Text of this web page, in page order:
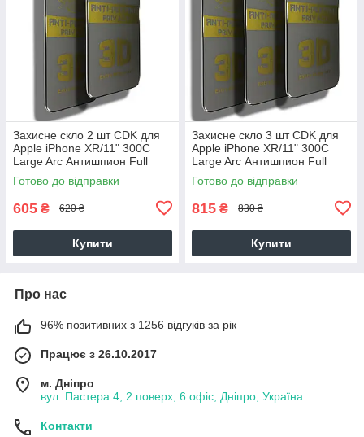
Захисне скло 2 шт CDK для
Apple iPhone XR/11" 300C
Large Arc Антишпион Full
Glue (019321) (black)
Готово до відправки
605 ₴ 620 ₴
Купити
Захисне скло 3 шт CDK для
Apple iPhone XR/11" 300C
Large Arc Антишпион Full
Glue (019321) (black)
Готово до відправки
815 ₴ 830 ₴
Купити
Про нас
96% позитивних з 1256 відгуків за рік
Працює з 26.10.2017
м. Дніпро
вул. Пастера 4, 2 поверх, 6 офіс, Дніпро, Україна
Контакти